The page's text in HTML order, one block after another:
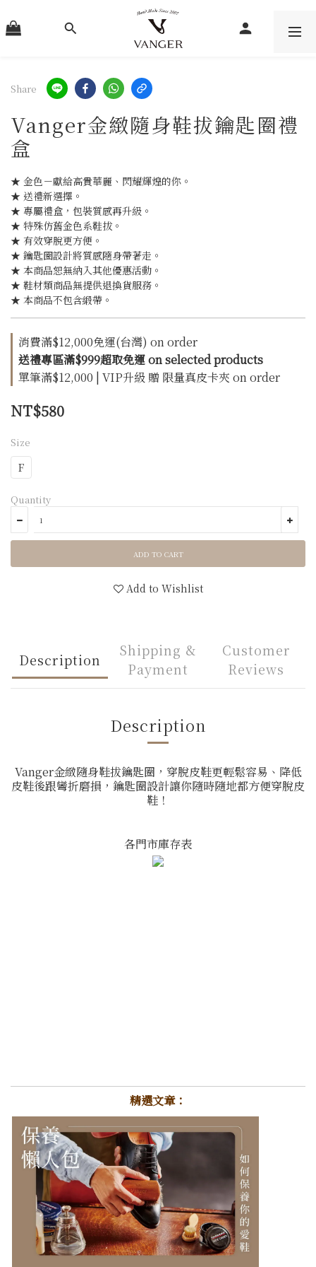
Share
Vanger金緻隨身鞋拔鑰匙圈禮
盒
★ 金色－獻給高貴華麗、閃耀輝煌的你。
★ 送禮新選擇。
★ 專屬禮盒，包裝質感再升級。
★ 特殊仿舊金色系鞋拔。
★ 有效穿脫更方便。
★ 鑰匙圈設計將質感隨身帶著走。
★ 本商品恕無納入其他優惠活動。
★ 鞋材類商品無提供退換貨服務。
★ 本商品不包含緞帶。
消費滿$12,000免運(台灣) on order
送禮專區滿$999超取免運 on selected products
單筆滿$12,000 | VIP升級 贈 限量真皮卡夾 on order
NT$580
Size
F
Quantity
ADD TO CART
Add to Wishlist
Description
Shipping &
Payment
Customer
Reviews
Description
Vanger金緻隨身鞋拔鑰匙圈，穿脫皮鞋更輕鬆容易、降低
皮鞋後跟彎折磨損，鑰匙圈設計讓你隨時隨地都方便穿脫皮
鞋！
各門市庫存表
精選文章：